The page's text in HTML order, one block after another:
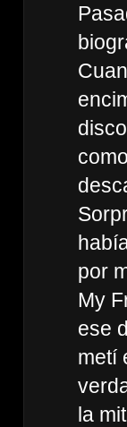
por
My
ese
metí
la